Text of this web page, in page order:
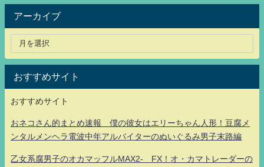
アーカイブ
おすすめサイト
おすすめサイト
おネコさん的まとめ速報 僕の彼女はエリーちゃん人形！豆腐メ
ンタルメンヘラ電波中年アルバイターのぬいぐるみ男子末路編
乙女系腐男子のオカマッフルMAX2- FX！オ・カマトレーダーの